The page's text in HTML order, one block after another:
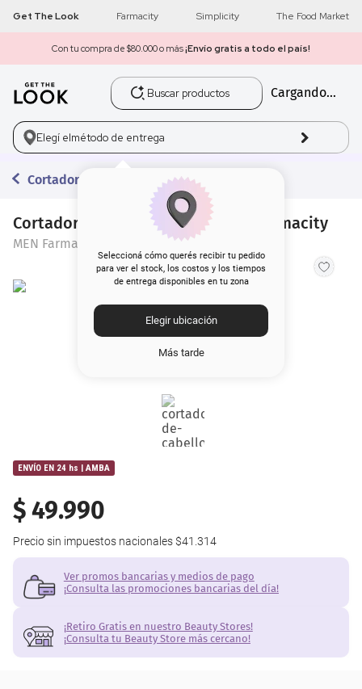
Get The Look Farmacity Simplicity The Food Market
Con tu compra de $80.000 o más¡Envío gratis a todo el país!
Buscar productos
Cargando...
Elegí elmétodo de entrega
Seleccioná cómo querés recibir tu pedido
para ver el stock, los costos y los tiempos
de entrega disponibles en tu zona
Elegir ubicación
Más tarde
Cortadoras de Pelo
Cortadora de Pelo Eléctrica Men Farmacity
MEN Farmacity
ENVÍO EN 24 hs | AMBA
$49.990
Precio sin impuestos nacionales $41.314
Ver promos bancarias y medios de pago
¡Consulta las promociones bancarias del día!
¡Retiro Gratis en nuestro Beauty Stores!
¡Consulta tu Beauty Store más cercano!
1 get the look
2 máscara pestañas
3.
5. corrector
6.